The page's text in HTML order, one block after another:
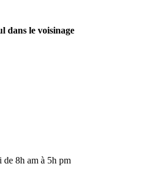
dans le voisinage
8h am à 5h pm